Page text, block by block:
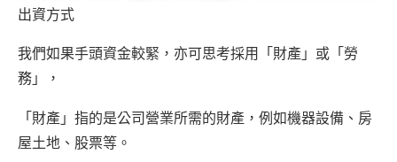
出資方式
我們如果手頭資金較緊，亦可思考採用「財產」或「勞
務」，
「財產」指的是公司營業所需的財產，例如機器設備、房
屋土地、股票等。